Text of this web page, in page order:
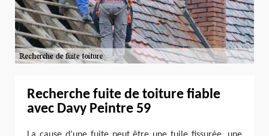
Recherche fuite de toiture fiable
avec Davy Peintre 59